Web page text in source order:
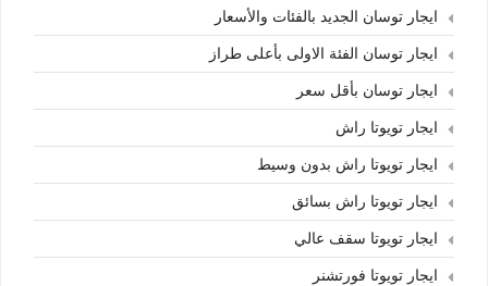
ايجار توسان الجديد بالفئات والأسعار
ايجار توسان الفئة الاولى بأعلى طراز
ايجار توسان بأقل سعر
ايجار تويوتا راش
ايجار تويوتا راش بدون وسيط
ايجار تويوتا راش بسائق
ايجار تويوتا سقف عالي
ايجار تويوتا فورتشنر